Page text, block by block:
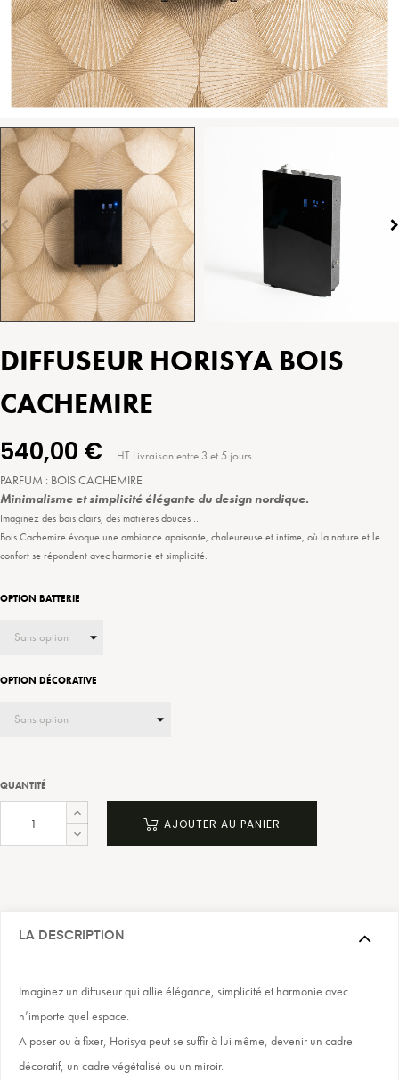
DIFFUSEUR HORISYA BOIS
CACHEMIRE
540,00 € HT Livraison entre 3 et 5 jours
PARFUM : BOIS CACHEMIRE
Minimalisme et simplicité élégante du design nordique.
Imaginez des bois clairs, des matières douces …
Bois Cachemire évoque une ambiance apaisante, chaleureuse et intime, où la nature et le
confort se répondent avec harmonie et simplicité.
OPTION BATTERIE
OPTION DÉCORATIVE
QUANTITÉ
AJOUTER AU PANIER
LA DESCRIPTION
Imaginez un diffuseur qui allie élégance, simplicité et harmonie avec
n’importe quel espace.
A poser ou à fixer, Horisya peut se suffir à lui même, devenir un cadre
décoratif, un cadre végétalisé ou un miroir.